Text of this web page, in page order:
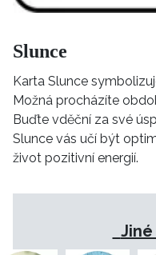
Slunce
Karta Slunce
Možná procházíte
Buďte vděční za své
Slunce vás učí být
život pozitivní energií.